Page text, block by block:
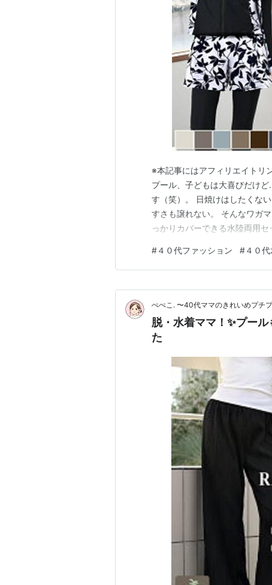
※本記事にはアフィリエイトリ
プール、子どもは大喜びだけ
す（笑）。 日焼けはしたくな
すさも譲れない。 そんなワガ
っかりカバーできる水陸両用
まずは、これ一つで全身そろ
ンス、パンツまで入って、水
#４０代ファッション #４０
ぺぺこ. 〜40代ママのきれいめプチ
脱・水着ママ！✨プー
た